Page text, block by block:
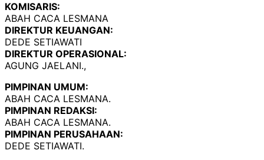
KOMISARIS:
ABAH CACA LESMANA
DIREKTUR KEUANGAN:
DEDE SETIAWATI
DIREKTUR OPERASIONAL:
AGUNG JAELANI.,
PIMPINAN UMUM:
ABAH CACA LESMANA.
PIMPINAN REDAKSI:
ABAH CACA LESMANA.
PIMPINAN PERUSAHAAN:
DEDE SETIAWATI.